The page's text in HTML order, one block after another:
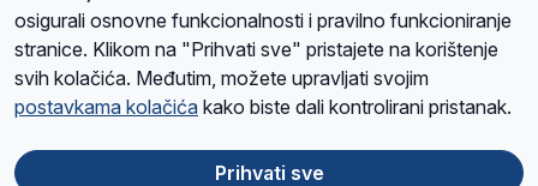
O namaRadio ProgramVolonteriPrijateljiKontaktPravila privatnosti
Ova stranica je zaštićena Google reCAPTCHA sustavom
osigurali osnovne funkcionalnosti i pravilno funkcioniranje
stranice. Klikom na "Prihvati sve" pristajete na korištenje
svih kolačića. Međutim, možete upravljati svojim
postavkama kolačića kako biste dali kontrolirani pristanak.
Prihvati sve